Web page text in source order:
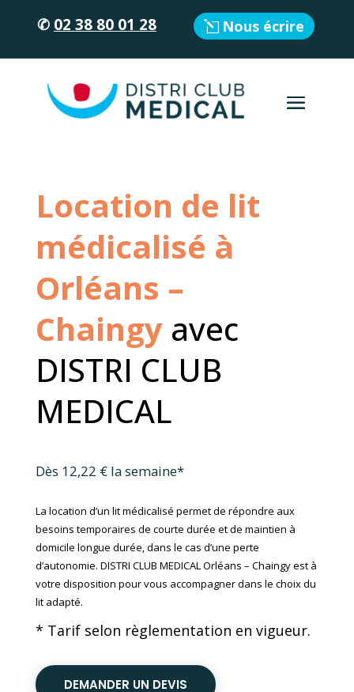
✆ 02 38 80 01 28 Nous écrire
Location de lit
médicalisé à
Orléans –
Chaingy avec
DISTRI CLUB
MEDICAL
Dès 12,22 € la semaine*
La location d’un lit médicalisé permet de répondre aux
besoins temporaires de courte durée et de maintien à
domicile longue durée, dans le cas d’une perte
d’autonomie. DISTRI CLUB MEDICAL Orléans – Chaingy est à
votre disposition pour vous accompagner dans le choix du
lit adapté.
* Tarif selon règlementation en vigueur.
DEMANDER UN DEVIS